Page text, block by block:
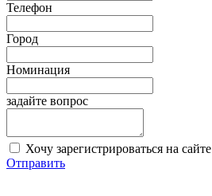
Телефон
Город
Номинация
задайте вопрос
Хочу зарегистрироваться на сайте
Отправить